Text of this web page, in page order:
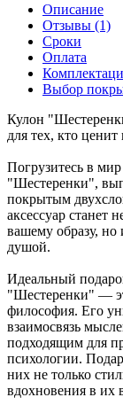
Описание
Отзывы (1)
Сроки
Оплата
Выбор
Кулон
для тех, кто
Погрузитесь в
"Шестеренки",
покрытым
аксессуар станет
вашему образу,
душой.
Идеальный
"Шестеренки" —
философия. Его
взаимосвязь
подходящим для
психологии.
них не только
вдохновения в их